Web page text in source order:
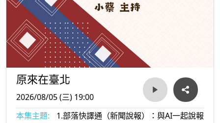
原來在臺北
2026/08/05 (三) 19:00
本集主題:
1.部落快譯通（新聞說報）：與AI一起說報